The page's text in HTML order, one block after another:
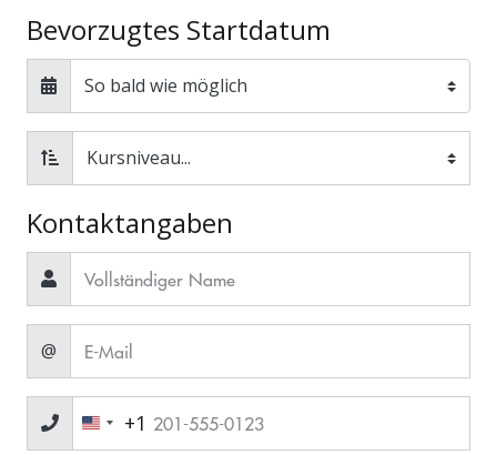
Bevorzugtes Startdatum
Kontaktangaben
@
+1